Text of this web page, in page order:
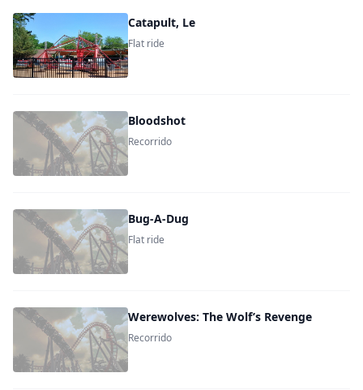
Catapult, Le
Flat ride
Bloodshot
Recorrido
Bug-A-Dug
Flat ride
Werewolves: The Wolf’s Revenge
Recorrido